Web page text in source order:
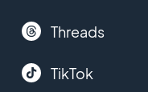
Threads
TikTok